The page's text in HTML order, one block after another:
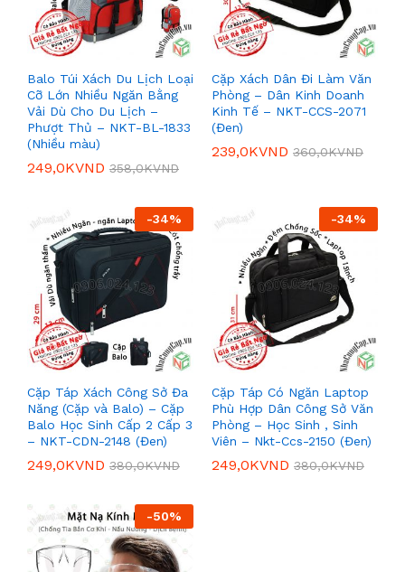
Balo Túi Xách Du Lịch Loại
Cỡ Lớn Nhiều Ngăn Bằng
Vải Dù Cho Du Lịch –
Phượt Thủ – NKT-BL-1833
(Nhiều màu)
249,0KVND 358,0KVND
Cặp Xách Dân Đi Làm Văn
Phòng – Dân Kinh Doanh
Kinh Tế – NKT-CCS-2071
(Đen)
239,0KVND 360,0KVND
-34%
Cặp Táp Xách Công Sở Đa
Năng (Cặp và Balo) – Cặp
Balo Học Sinh Cấp 2 Cấp 3
– NKT-CDN-2148 (Đen)
249,0KVND 380,0KVND
-34%
Cặp Táp Có Ngăn Laptop
Phù Hợp Dân Công Sở Văn
Phòng – Học Sinh , Sinh
Viên – Nkt-Ccs-2150 (Đen)
249,0KVND 380,0KVND
-50%